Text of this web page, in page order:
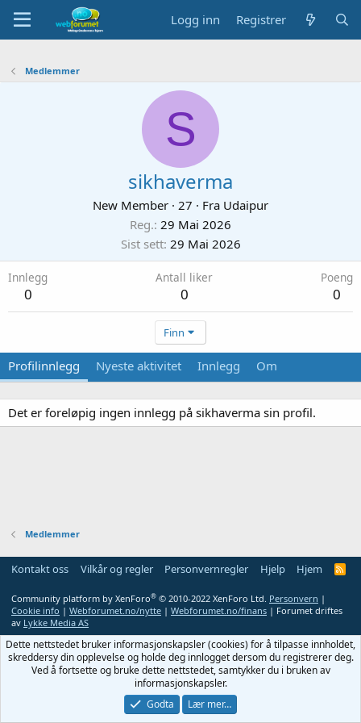
Logg inn Registrer
Medlemmer
S
sikhaverma
New Member · 27 · Fra Udaipur
Reg. 29 Mai 2026
Sist sett 29 Mai 2026
Innlegg
0
Antall liker
0
Poeng
0
Finn
Profilinnlegg Nyeste aktivitet Innlegg Om
Det er foreløpig ingen innlegg på sikhaverma sin profil.
Medlemmer
Kontakt oss Vilkår og regler Personvernregler Hjelp Hjem
R
Community platform by XenForo® © 2010-2022 XenForo Ltd. Personvern |
Cookie info | Webforumet.no/nytte | Webforumet.no/finans | Forumet driftes
av Lykke Media AS
Dette nettstedet bruker informasjonskapsler (cookies) for å tilpasse innholdet,
skreddersy din opplevelse og holde deg innlogget dersom du registrerer deg.
Ved å fortsette og bruke dette nettstedet, samtykker du i bruken av
informasjonskapsler.
Godta
Lær mer…